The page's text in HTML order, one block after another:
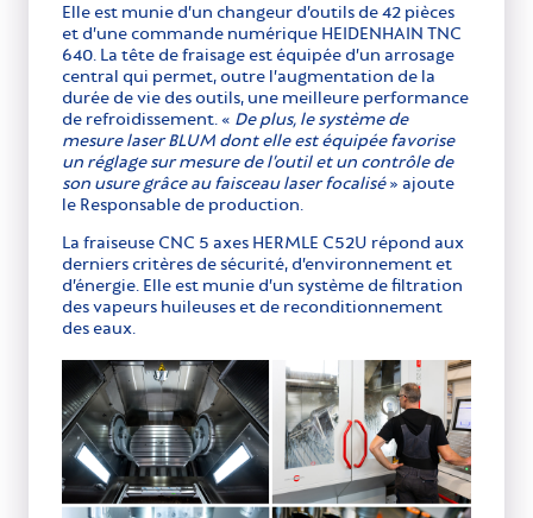
Elle est munie d’un changeur d’outils de 42 pièces
et d’une commande numérique HEIDENHAIN TNC
640. La tête de fraisage est équipée d’un arrosage
central qui permet, outre l’augmentation de la
durée de vie des outils, une meilleure performance
de refroidissement. « De plus, le système de
mesure laser BLUM dont elle est équipée favorise
un réglage sur mesure de l’outil et un contrôle de
son usure grâce au faisceau laser focalisé» ajoute
le Responsable de production.
La fraiseuse CNC 5 axes HERMLE C52U répond aux
derniers critères de sécurité, d’environnement et
d’énergie. Elle est munie d’un système de filtration
des vapeurs huileuses et de reconditionnement
des eaux.